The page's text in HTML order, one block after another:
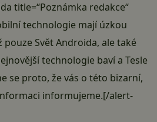
title=“Poznámka redakce“
technologie mají úzkou
Svět Androida, ale také
technologie baví a Tesle
se proto, že vás o této bizarní,
informujeme.[/alert-